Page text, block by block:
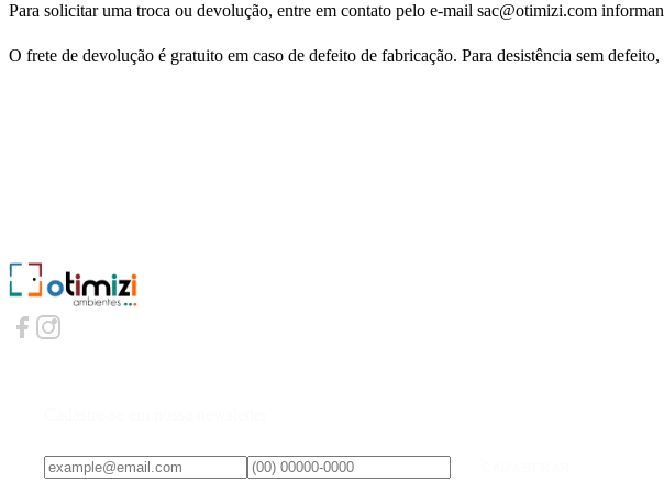
Para solicitar uma troca ou devolução, entre em contato pelo e-mail sac@otimizi.com
O frete de devolução é gratuito em caso de defeito de fabricação. Para desistência sem